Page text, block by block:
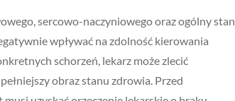
sercowo-naczyniowego oraz ogólny stan
wpływać na zdolność kierowania
schorzeń, lekarz może zlecić
obraz stanu zdrowia. Przed